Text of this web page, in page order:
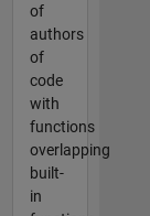
of
authors
of
code
with
functions
overlapping
built-
in